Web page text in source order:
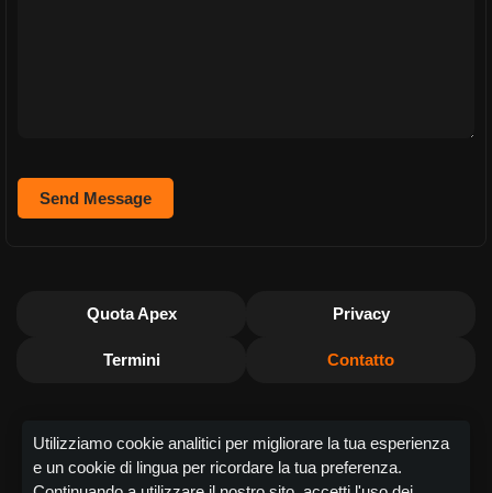
Quota Apex Privacy
Termini Contatto
Utilizziamo cookie analitici per migliorare la tua esperienza
e un cookie di lingua per ricordare la tua preferenza.